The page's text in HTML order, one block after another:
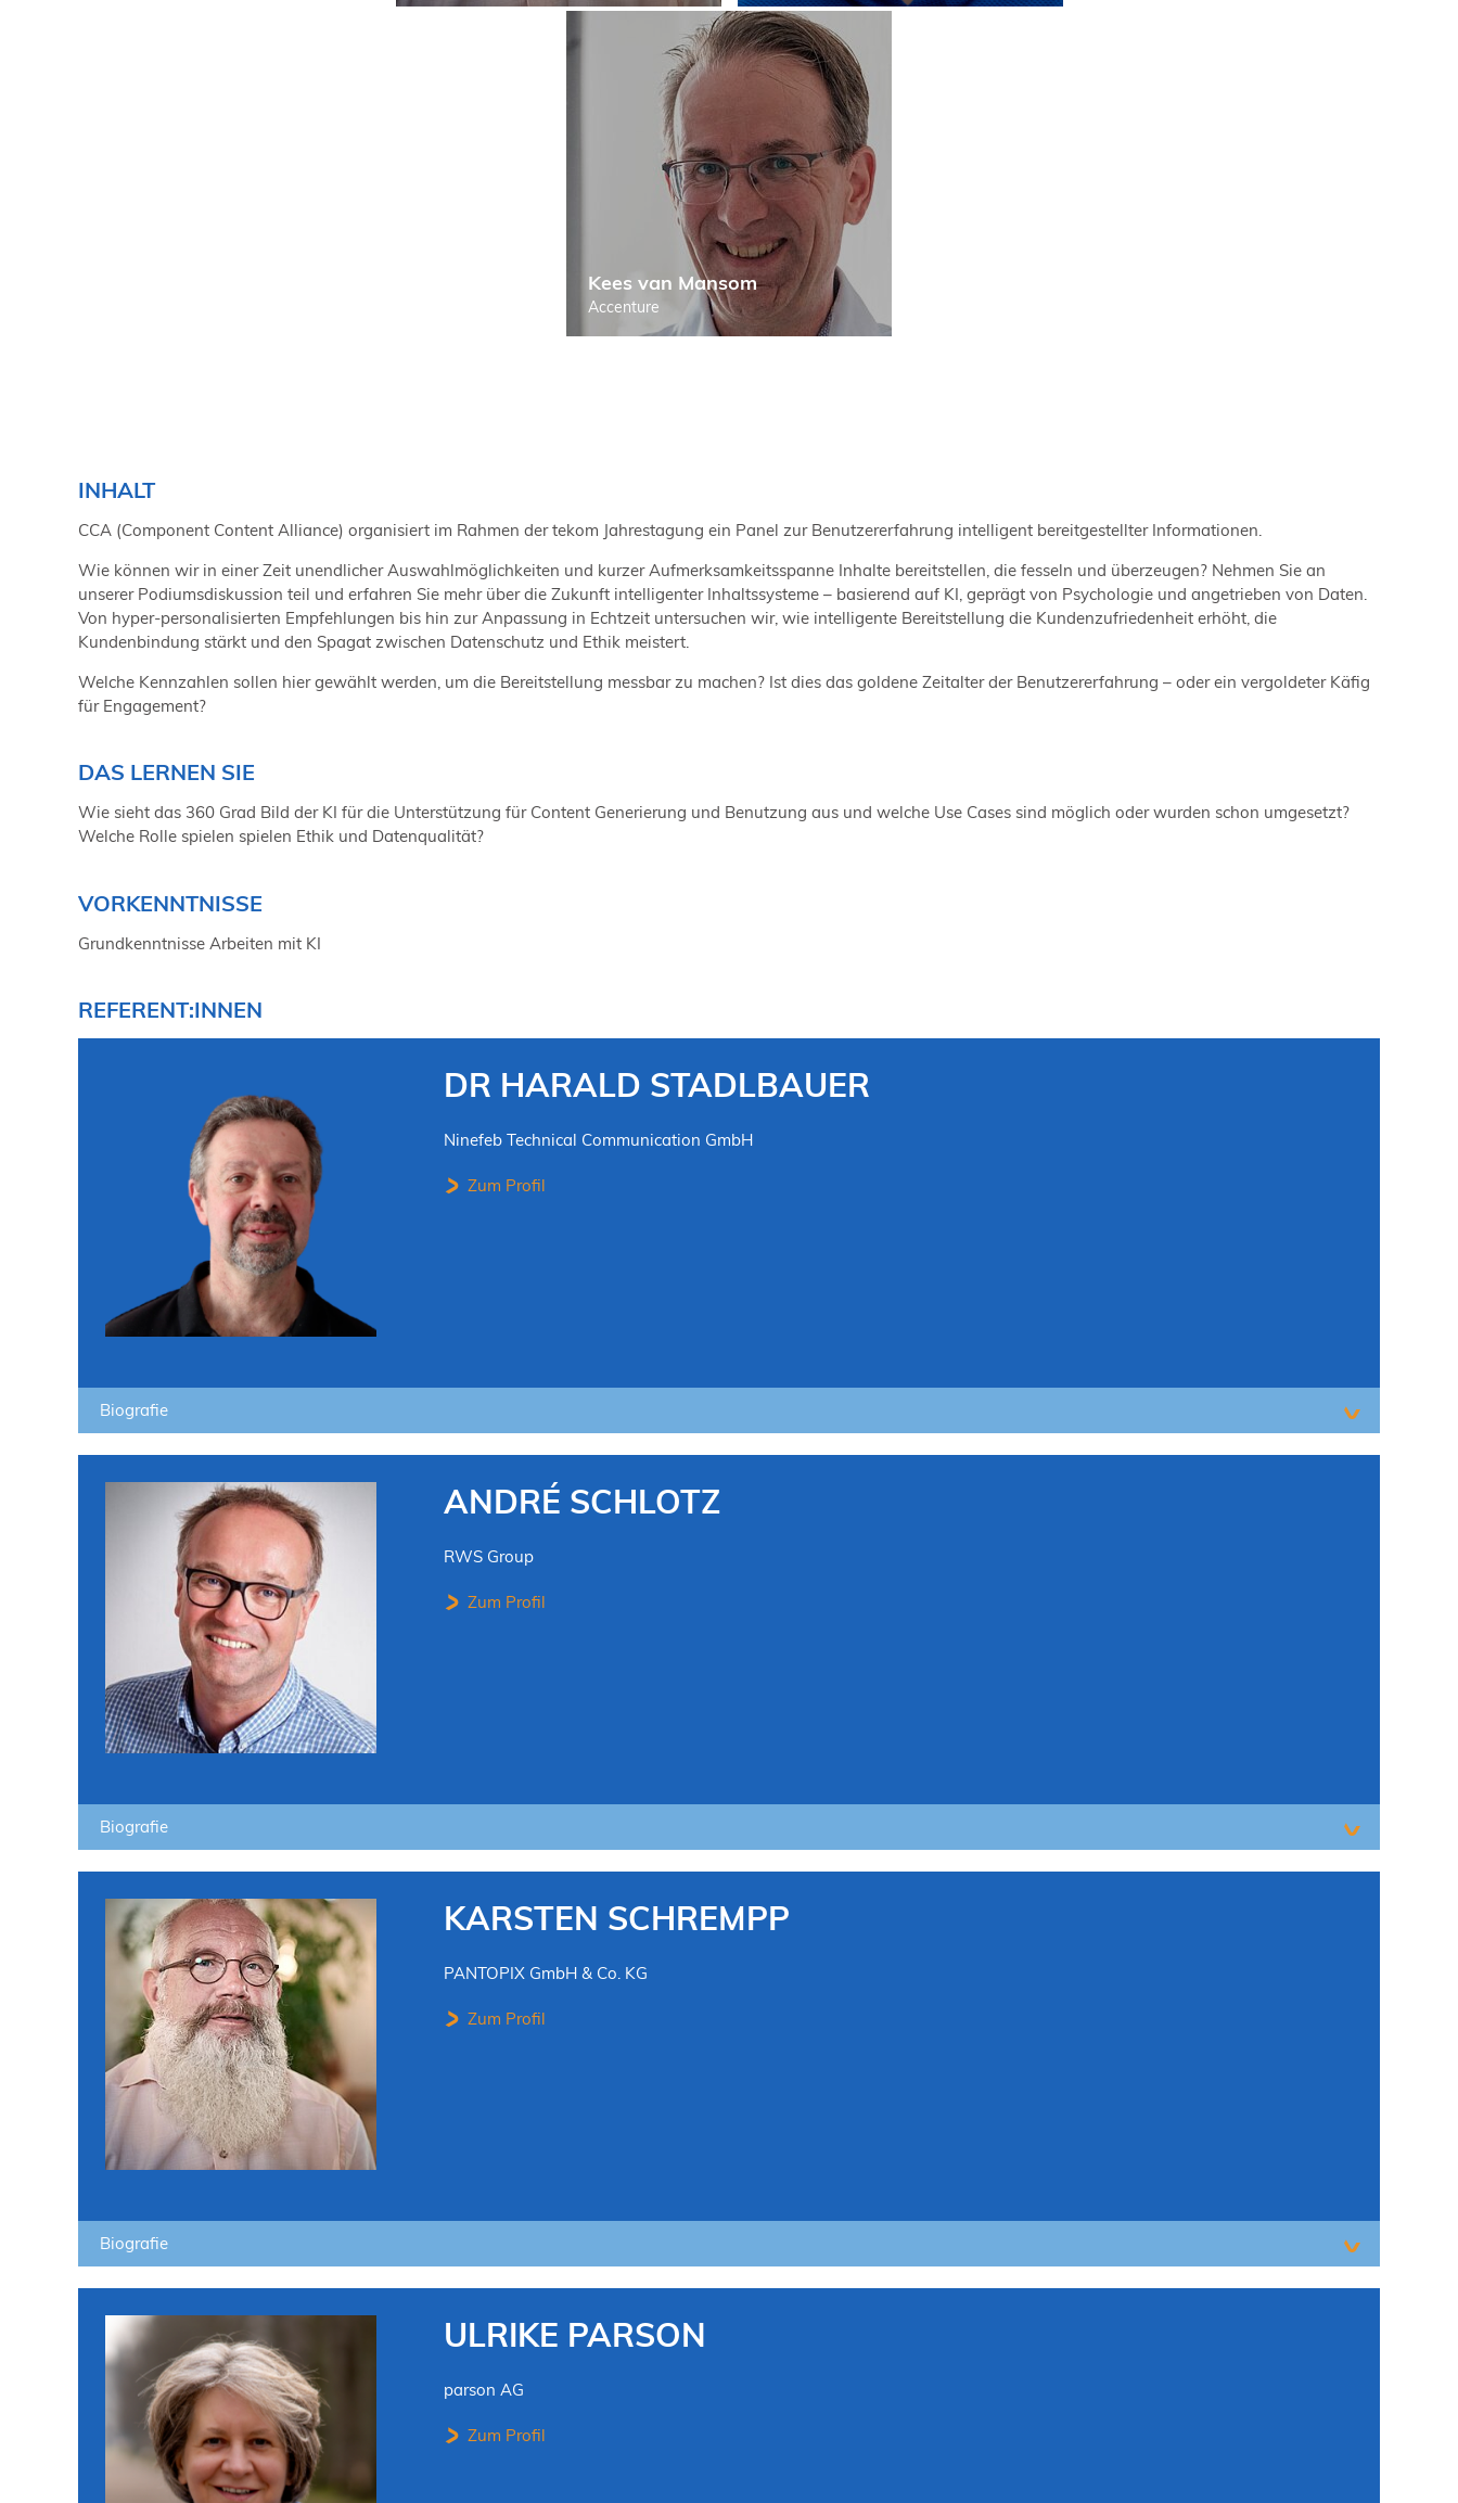
Kees van Mansom
Accenture
INHALT
CCA (Component Content Alliance) organisiert im Rahmen der tekom Jahrestagung ein Panel zur Benutzererfahrung intelligent bereitgestellter Informationen.
Wie können wir in einer Zeit unendlicher Auswahlmöglichkeiten und kurzer Aufmerksamkeitsspanne Inhalte bereitstellen, die fesseln und überzeugen? Nehmen Sie an
unserer Podiumsdiskussion teil und erfahren Sie mehr über die Zukunft intelligenter Inhaltssysteme – basierend auf KI, geprägt von Psychologie und angetrieben von Daten.
Von hyper-personalisierten Empfehlungen bis hin zur Anpassung in Echtzeit untersuchen wir, wie intelligente Bereitstellung die Kundenzufriedenheit erhöht, die
Kundenbindung stärkt und den Spagat zwischen Datenschutz und Ethik meistert.
Welche Kennzahlen sollen hier gewählt werden, um die Bereitstellung messbar zu machen? Ist dies das goldene Zeitalter der Benutzererfahrung – oder ein vergoldeter Käfig
für Engagement?
DAS LERNEN SIE
Wie sieht das 360 Grad Bild der KI für die Unterstützung für Content Generierung und Benutzung aus und welche Use Cases sind möglich oder wurden schon umgesetzt?
Welche Rolle spielen spielen Ethik und Datenqualität?
VORKENNTNISSE
Grundkenntnisse Arbeiten mit KI
REFERENT:INNEN
DR HARALD STADLBAUER
Ninefeb Technical Communication GmbH
Zum Profil
Biografie
ANDRÉ SCHLOTZ
RWS Group
Zum Profil
Biografie
KARSTEN SCHREMPP
PANTOPIX GmbH & Co. KG
Zum Profil
Biografie
ULRIKE PARSON
parson AG
Zum Profil